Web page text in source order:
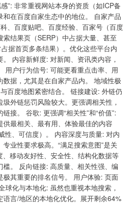
”: 非常重视网站本身的资质（如ICP备
在百度自家生态中的地位。 自家产品
、百度贴吧、百度经验、百家号（百度
结果页（SERP）中占据大量、甚至
据首页多条结果）。优化这些平台内
内容新鲜度: 对新闻、资讯类内容，
用户行为信号: 可能更看重点击率、用
数据，尤其是在自家产品内。 地域性极
百度地图紧密结合。 链接建设: 外链仍
外链惩罚风险较大。更强调相关性，
接。 谷歌: 更强调“相关性”和“价值”:
最相关、最有用、体验最佳的内容
性、可信度）。 内容深度与质量: 对内
业性要求极高。“满足搜索意图”是关
移动友好性、安全性、结构化数据等
。 反向链接: 高质量、相关性强、编
其重要的排名信号。 用户体验: 页面
球化与本地化: 虽然也重视本地搜索，
言/地区的本地化优化。展开剩余64%